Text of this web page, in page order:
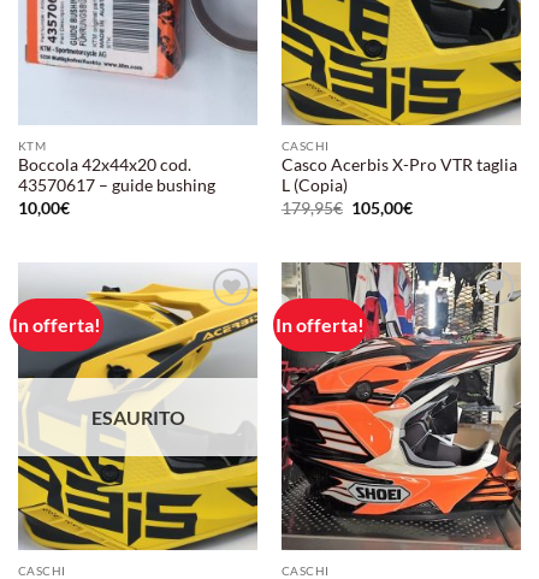
KTM
Boccola 42x44x20 cod.
43570617 – guide bushing
10,00€
CASCHI
Casco Acerbis X-Pro VTR taglia
L (Copia)
179,95€ Il
prezzo
179,95€.
105,00€Il
105,00€.
In offerta!
Aggiungi
alla lista
dei
desideri
ESAURITO
CASCHI
In offerta!
Aggiungi
alla lista
dei
desideri
CASCHI